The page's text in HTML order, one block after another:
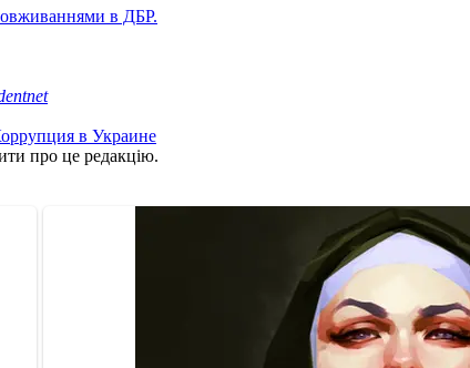
в ДБР.
в Украине
про це редакцію.